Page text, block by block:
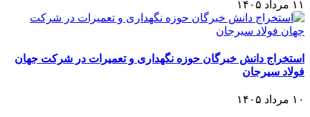
۱۱ مرداد ۱۴۰۵
استخراج دانش خبرگان حوزه نگهداری و تعمیرات در شرکت جهان
فولاد سیرجان
۱۰ مرداد ۱۴۰۵